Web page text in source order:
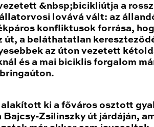
&nbsp;bicikliútja a rossz
lovává vált: az
konfliktusok forrása,
út, a beláthatatlan
az úton vezetett
és a mai biciklis forgalom
ki a főváros osztott
Bajcsy-Zsilinszky út járdáján,